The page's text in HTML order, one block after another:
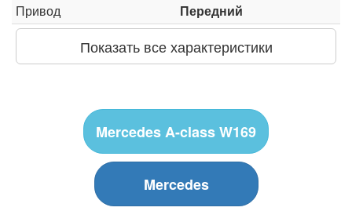
Привод
Передний
Показать все характеристики
Mercedes A-class W169
Mercedes